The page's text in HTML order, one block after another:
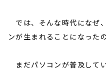
では、そんな時代になぜ
ンが生まれることになった
まだパソコンが普及して